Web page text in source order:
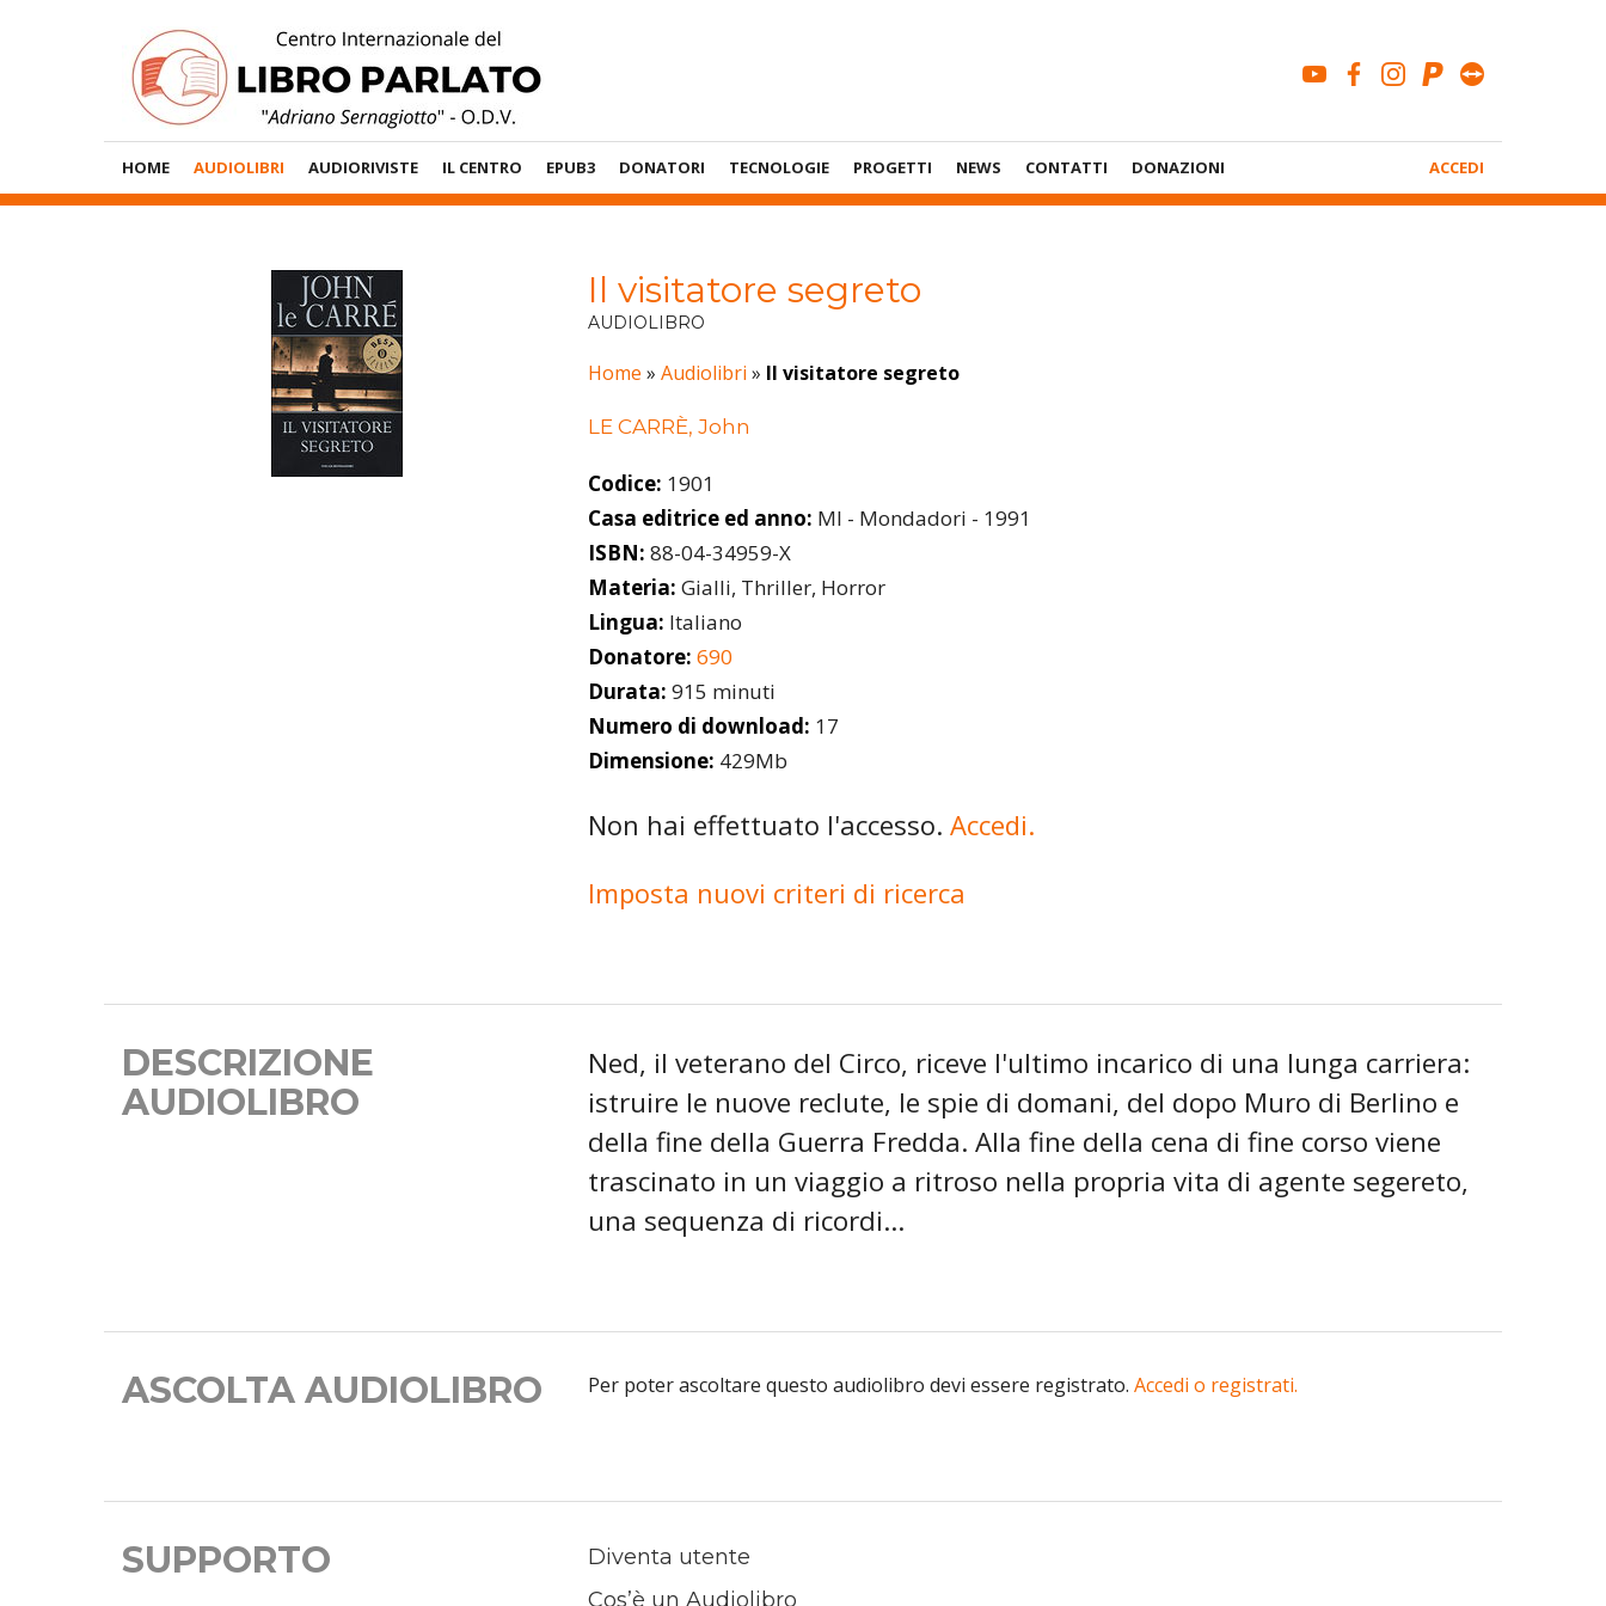
youtubefacebook
instagram
paypal
Menù
Principale
HOME AUDIOLIBRI AUDIORIVISTE IL CENTRO EPUB3 DONATORI TECNOLOGIE PROGETTI NEWS CONTATTI DONAZIONI
Account
ACCEDI
Il visitatore segreto
AUDIOLIBRO
Home » Audiolibri » Il visitatore segreto
LE CARRÈ, John
Codice: 1901
Casa editrice ed anno: MI - Mondadori - 1991
ISBN: 88-04-34959-X
Materia: Gialli, Thriller, Horror
Lingua: Italiano
Donatore: 690
Durata: 915 minuti
Numero di download: 17
Dimensione: 429Mb
Non hai effettuato l'accesso. Accedi.
Imposta nuovi criteri di ricerca
DESCRIZIONE
AUDIOLIBRO
Ned, il veterano del Circo, riceve l'ultimo incarico di una lunga carriera:
istruire le nuove reclute, le spie di domani, del dopo Muro di Berlino e
della fine della Guerra Fredda. Alla fine della cena di fine corso viene
trascinato in un viaggio a ritroso nella propria vita di agente segereto,
una sequenza di ricordi...
ASCOLTA AUDIOLIBRO Per poter ascoltare questo audiolibro devi essere registrato. Accedi o registrati.
SUPPORTO
Diventa utente
Cos’è un Audiolibro